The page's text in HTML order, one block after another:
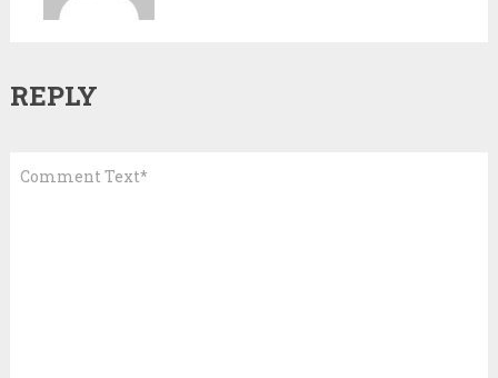
REPLY